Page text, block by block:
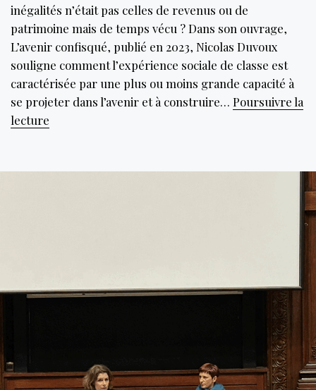
inégalités n’était pas celles de revenus ou de
patrimoine mais de temps vécu ? Dans son ouvrage,
L’avenir confisqué, publié en 2023, Nicolas Duvoux
souligne comment l’expérience sociale de classe est
caractérisée par une plus ou moins grande capacité à
se projeter dans l’avenir et à construire… Poursuivre la
lecture
l’impensé